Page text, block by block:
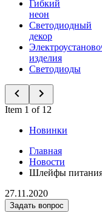
Гибкий
неон
Светодиодный
декор
изделия
Светодиоды
Item 1 of 12
Новинки
Главная
Новости
Шлейфы питания
27.11.2020
Задать вопрос